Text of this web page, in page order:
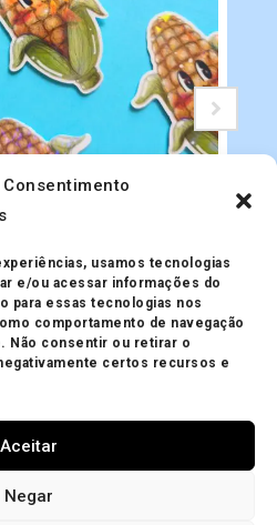
usamos tecnologias
e/ou acessar informações do
para essas tecnologias nos
comportamento de navegação
Não consentir ou retirar o
certos recursos e
Aceitar
Negar
Milho